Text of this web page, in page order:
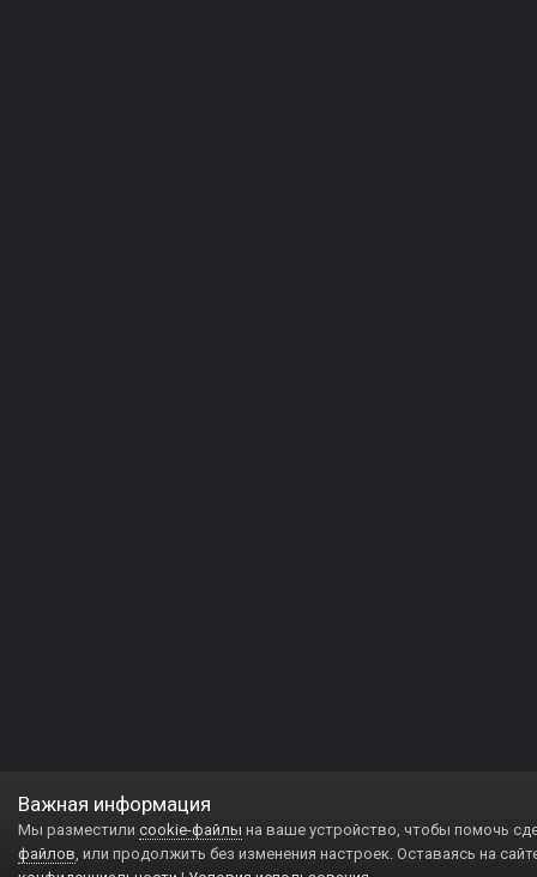
Важная информация
Мы разместили cookie-файлы на ваше устройство, чтобы помочь
файлов, или продолжить без изменения настроек. Оставаясь на